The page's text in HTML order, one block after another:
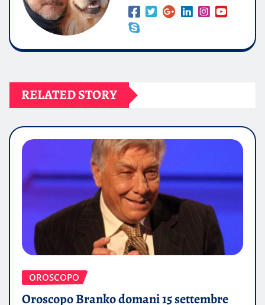
RELATED STORY
OROSCOPO
Oroscopo Branko domani 15 settembre